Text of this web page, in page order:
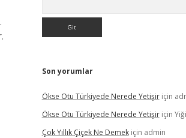
Son yorumlar
Ökse Otu Türkiyede Nerede Yetişiriçin
Ökse Otu Türkiyede Nerede Yetişiriçin
Çok Yıllık Çiçek Ne Demekiçin admin